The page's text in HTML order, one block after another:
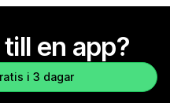
en app?
i 3 dagar